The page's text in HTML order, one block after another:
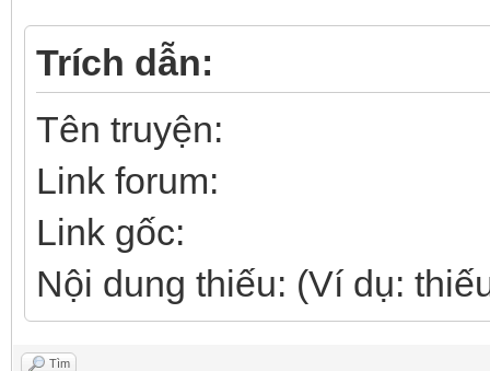
Trích dẫn:
Tên truyện:
Link forum:
Link gốc:
Nội dung thiếu: (Ví dụ:
Tìm